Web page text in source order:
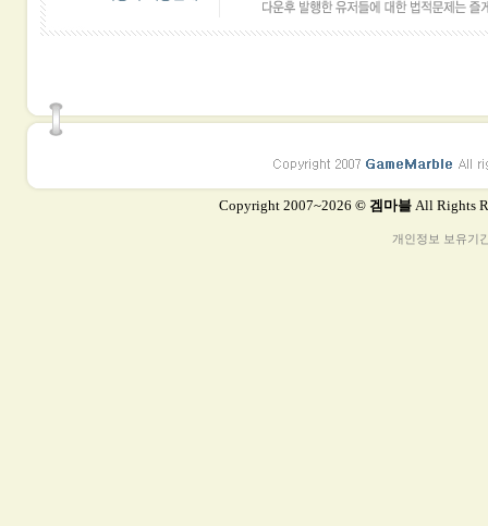
Copyright 2007~2026 © 겜마블 All Rights
개인정보 보유기